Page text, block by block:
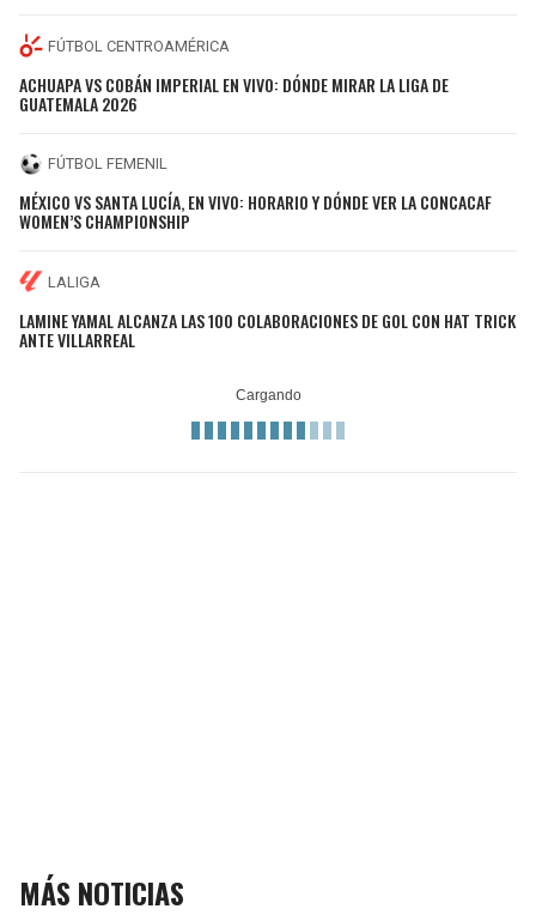
FÚTBOL CENTROAMÉRICA
ACHUAPA VS COBÁN IMPERIAL EN VIVO: DÓNDE MIRAR LA LIGA DE
GUATEMALA 2026
FÚTBOL FEMENIL
MÉXICO VS SANTA LUCÍA, EN VIVO: HORARIO Y DÓNDE VER LA CONCACAF
WOMEN’S CHAMPIONSHIP
LALIGA
LAMINE YAMAL ALCANZA LAS 100 COLABORACIONES DE GOL CON HAT TRICK
ANTE VILLARREAL
MÁS NOTICIAS